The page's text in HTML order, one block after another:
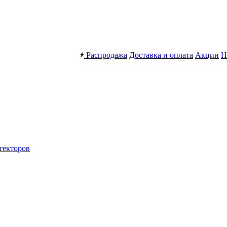
Распродажа Доставка и оплата Акции